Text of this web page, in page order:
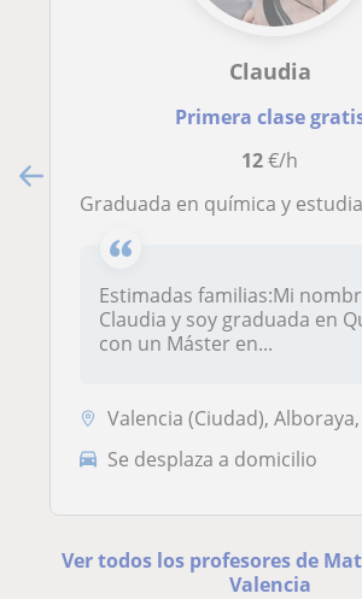
Claudia
Primera clase
12€/h
Graduada en química y estudiante de doc imparte clases particulares de asignaturas del ámbito
Estimadas familias:Mi
Claudia y soy graduada en
con un Máster en...
Valencia (Ciudad), Alboraya, Mislata,
Se desplaza a domicilio
Ver todos los profesores de
Valencia